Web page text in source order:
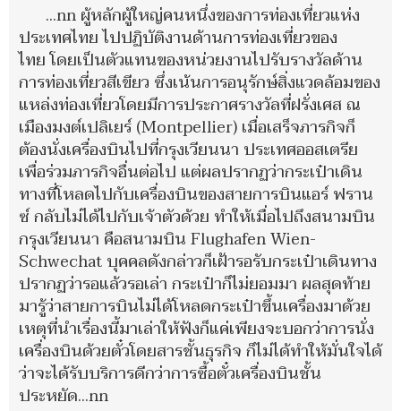
…nn ผู้หลักผู้ใหญ่คนหนึ่งของการท่องเที่ยวแห่ง
ประเทศไทย ไปปฏิบัติงานด้านการท่องเที่ยวของ
ไทย โดยเป็นตัวแทนของหน่วยงานไปรับรางวัลด้าน
การท่องเที่ยวสีเขียว ซึ่งเน้นการอนุรักษ์สิ่งแวดล้อมของ
แหล่งท่องเที่ยวโดยมีการประกาศรางวัลที่ฝรั่งเศส ณ
เมืองมงต์เปลิเยร์ (Montpellier) เมื่อเสร็จภารกิจก็
ต้องนั่งเครื่องบินไปที่กรุงเวียนนา ประเทศออสเตรีย
เพื่อร่วมภารกิจอื่นต่อไป แต่ผลปรากฏว่ากระเป๋าเดิน
ทางที่โหลดไปกับเครื่องบินของสายการบินแอร์ ฟราน
ซ์ กลับไม่ได้ไปกับเจ้าตัวด้วย ทำให้เมื่อไปถึงสนามบิน
กรุงเวียนนา คือสนามบิน Flughafen Wien-
Schwechat บุคคลดังกล่าวก็เฝ้ารอรับกระเป๋าเดินทาง
ปรากฏว่ารอแล้วรอเล่า กระเป๋าก็ไม่ยอมมา ผลสุดท้าย
มารู้ว่าสายการบินไม่ได้โหลดกระเป๋าขึ้นเครื่องมาด้วย
เหตุที่นำเรื่องนี้มาเล่าให้ฟังก็แค่เพียงจะบอกว่าการนั่ง
เครื่องบินด้วยตั๋วโดยสารชั้นธุรกิจ ก็ไม่ได้ทำให้มั่นใจได้
ว่าจะได้รับบริการดีกว่าการซื้อตั๋วเครื่องบินชั้น
ประหยัด…nn